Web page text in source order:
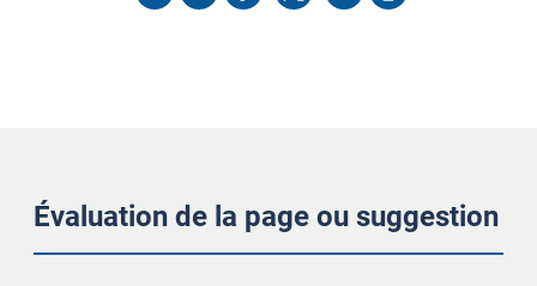
Évaluation de la page ou suggestion